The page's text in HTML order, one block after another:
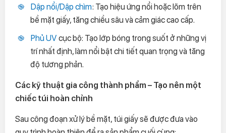
Dập nổi/Dập chìm: Tạo hiệu ứng nổi hoặc lõm trên
bề mặt giấy, tăng chiều sâu và cảm giác cao cấp.
Phủ UV cục bộ: Tạo lớp bóng trong suốt ở những vị
trí nhất định, làm nổi bật chi tiết quan trọng và tăng
độ tương phản.
Các kỹ thuật gia công thành phẩm – Tạo nên một
chiếc túi hoàn chỉnh
Sau công đoạn xử lý bề mặt, túi giấy sẽ được đưa vào